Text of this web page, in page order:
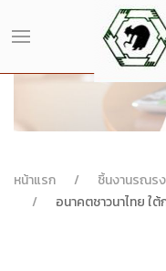
หน้าแรก
ชิ้นงานรณร
อนาคตชาวนาไทย ใ